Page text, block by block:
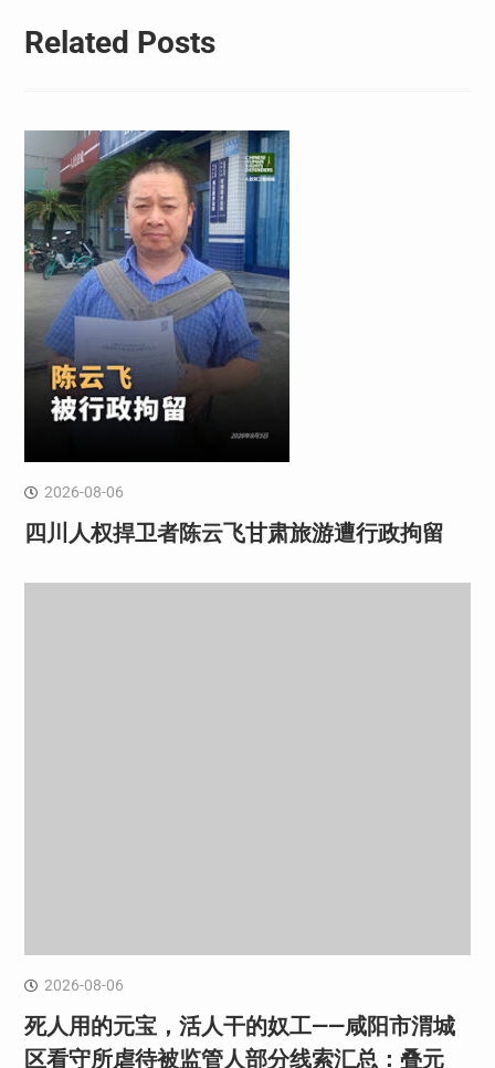
Related Posts
2026-08-06
四川人权捍卫者陈云飞甘肃旅游遭行政拘留
2026-08-06
死人用的元宝，活人干的奴工——咸阳市渭城
区看守所虐待被监管人部分线索汇总：叠元